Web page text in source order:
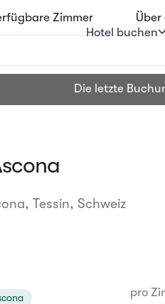
Hotel buchen
Die letzte
Tessin, Schweiz
pro
Zimmer Über